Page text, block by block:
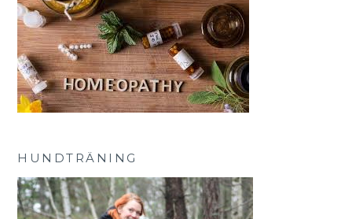
HUNDTRÄNING